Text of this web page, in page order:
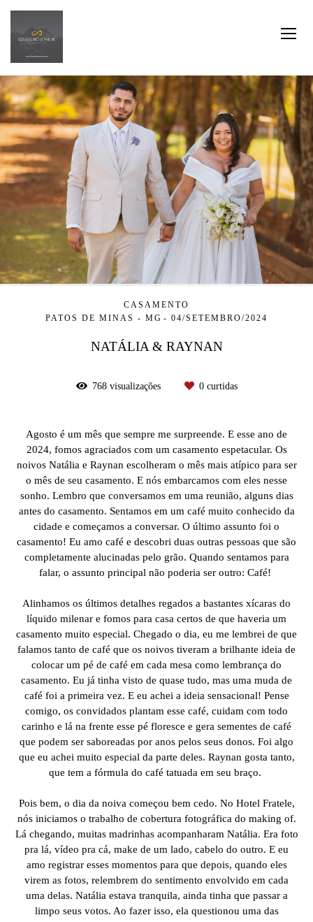
CASAMENTO
PATOS DE MINAS - MG
04/SETEMBRO/2024
NATÁLIA & RAYNAN
768visualizações 0curtidas
Agosto é um mês que sempre me surpreende. E esse ano de
2024, fomos agraciados com um casamento espetacular. Os
noivos Natália e Raynan escolheram o mês mais atípico para ser
o mês de seu casamento. E nós embarcamos com eles nesse
sonho. Lembro que conversamos em uma reunião, alguns dias
antes do casamento. Sentamos em um café muito conhecido da
cidade e começamos a conversar. O último assunto foi o
casamento! Eu amo café e descobri duas outras pessoas que são
completamente alucinadas pelo grão. Quando sentamos para
falar, o assunto principal não poderia ser outro: Café!
Alinhamos os últimos detalhes regados a bastantes xícaras do
líquido milenar e fomos para casa certos de que haveria um
casamento muito especial. Chegado o dia, eu me lembrei de que
falamos tanto de café que os noivos tiveram a brilhante ideia de
colocar um pé de café em cada mesa como lembrança do
casamento. Eu já tinha visto de quase tudo, mas uma muda de
café foi a primeira vez. E eu achei a ideia sensacional! Pense
comigo, os convidados plantam esse café, cuidam com todo
carinho e lá na frente esse pé floresce e gera sementes de café
que podem ser saboreadas por anos pelos seus donos. Foi algo
que eu achei muito especial da parte deles. Raynan gosta tanto,
que tem a fórmula do café tatuada em seu braço.
Pois bem, o dia da noiva começou bem cedo. No Hotel Fratele,
nós iniciamos o trabalho de cobertura fotográfica do making of.
Lá chegando, muitas madrinhas acompanharam Natália. Era foto
pra lá, vídeo pra cá, make de um lado, cabelo do outro. E eu
amo registrar esses momentos para que depois, quando eles
virem as fotos, relembrem do sentimento envolvido em cada
uma delas. Natália estava tranquila, ainda tinha que passar a
limpo seus votos. Ao fazer isso, ela questionou uma das